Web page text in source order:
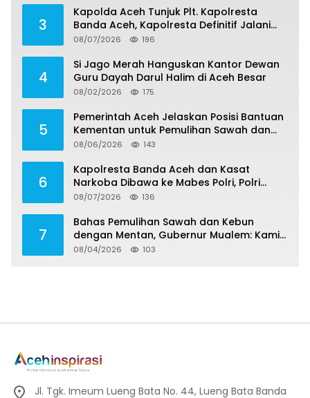
3
Kapolda Aceh Tunjuk Plt. Kapolresta
Banda Aceh, Kapolresta Definitif Jalani
Pemeriksaan di Mabes Polri
08/07/2026 196
4
Si Jago Merah Hanguskan Kantor Dewan
Guru Dayah Darul Halim di Aceh Besar
08/02/2026 175
5
Pemerintah Aceh Jelaskan Posisi Bantuan
Kementan untuk Pemulihan Sawah dan
Kebun
08/06/2026 143
6
Kapolresta Banda Aceh dan Kasat
Narkoba Dibawa ke Mabes Polri, Polri
Tegaskan Proses Berjalan Profesional dan
08/07/2026 136
7
Bahas Pemulihan Sawah dan Kebun
dengan Mentan, Gubernur Mualem: Kami
Butuh Dukungan Pak Menteri
08/04/2026 103
Jl. Tgk. Imeum Lueng Bata No. 44, Lueng Bata Banda